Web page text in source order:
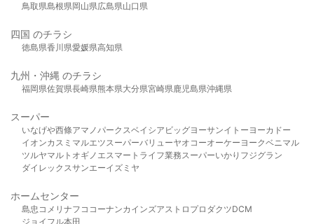
鳥取県島根県岡山県広島県山口県
四国 のチラシ
徳島県香川県愛媛県高知県
九州・沖縄 のチラシ
福岡県佐賀県長崎県熊本県大分県宮崎県鹿児島県沖縄県
スーパー
いなげや西條アマノパークスベイシア ビッグヨーサンイトーヨーカドー
イオンカスミ マルエツスーパーバリューヤオコーオーケー ヨークベニマル
ツルヤマルト オギノ エスマート ライフ業務スーパーいかり フジグラン
ダイレックスサンエーイズミヤ
ホームセンター
島忠 コメリ ナフコ コーナンカインズアストロプロダクツDCM
ジョイフル本田